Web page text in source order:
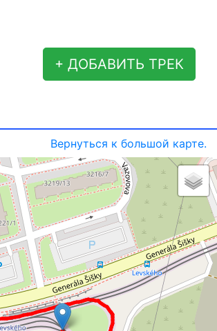
+ ДОБАВИТЬ ТРЕК
Вернуться к большой карте.